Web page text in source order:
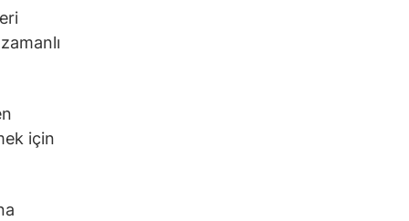
için